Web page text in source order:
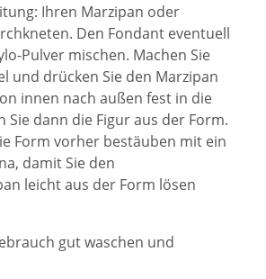
Ihren Marzipan oder
Den Fondant eventuell
Pulver mischen. Machen Sie
und drücken Sie den Marzipan
innen nach außen fest in die
Sie dann die Figur aus der Form.
Form vorher bestäuben mit ein
damit Sie den
leicht aus der Form lösen
gut waschen und